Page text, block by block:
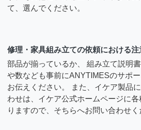
て、選んでください。
修理・家具組み立ての依頼における注
部品が揃っているか、 組み立て説明
や数なども事前にANYTIMESのサポ
お伝えください。 また、イケア製品
わせは、イケア公式ホームページに
りますので、そちらへお問い合わせく